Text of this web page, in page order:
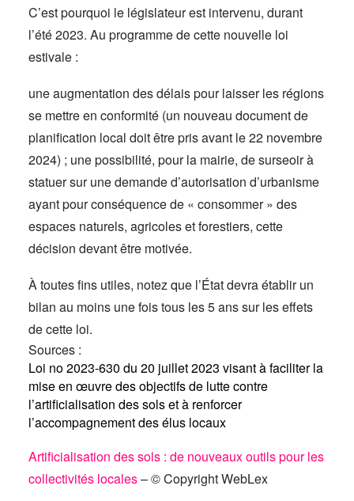
C’est pourquoi le législateur est intervenu, durant
l’été 2023. Au programme de cette nouvelle loi
estivale :
une augmentation des délais pour laisser les régions
se mettre en conformité (un nouveau document de
planification local doit être pris avant le 22 novembre
2024) ; une possibilité, pour la mairie, de surseoir à
statuer sur une demande d’autorisation d’urbanisme
ayant pour conséquence de « consommer » des
espaces naturels, agricoles et forestiers, cette
décision devant être motivée.
À toutes fins utiles, notez que l’État devra établir un
bilan au moins une fois tous les 5 ans sur les effets
de cette loi.
Sources :
Loi no 2023-630 du 20 juillet 2023 visant à faciliter la
mise en œuvre des objectifs de lutte contre
l’artificialisation des sols et à renforcer
l’accompagnement des élus locaux
Artificialisation des sols : de nouveaux outils pour les
collectivités locales– © Copyright WebLex